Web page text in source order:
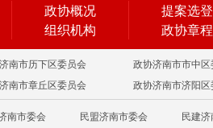
政协概况
组织机构
提案选登
政协章程
南市历下区委员会 政协济南市市中
南市章丘区委员会
政协济南市济阳
南市委会 民盟济南市委会 民建